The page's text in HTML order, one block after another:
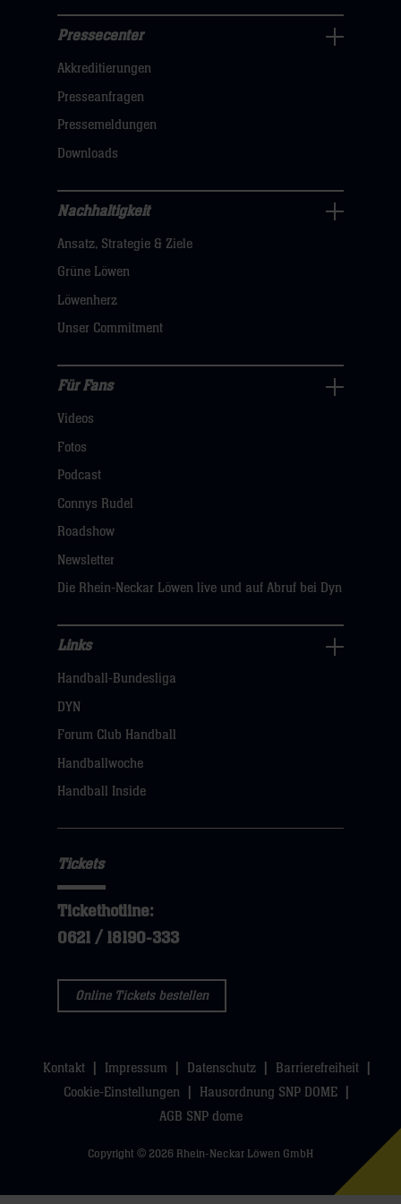
Navigation
öffnen,
dann
hier
Pressecenter
Akkreditierungen
Presseanfragen
Pressemeldungen
Downloads
Nachhaltigkeit
Navigation
öffnen,
dann
klicken
hier
Nachhaltigkeit
Ansatz, Strategie & Ziele
Grüne Löwen
Löwenherz
Unser Commitment
Fans
Navigation
öffnen,
hier
Für Fans
Videos
Fotos
Podcast
Connys Rudel
Roadshow
Newsletter
Die Rhein-Neckar Löwen live und auf Abruf bei Dyn
Navigation
öffnen,
dann
Links
Handball-Bundesliga
DYN
Forum Club Handball
Handballwoche
Handball Inside
Tickets
Tickethotline:
0621 / 18190-333
Online Tickets bestellen
Kontakt Impressum Datenschutz
Barrierefreiheit
Cookie-Einstellungen
Hausordnung SNP DOME
AGB SNP dome
Copyright © 2026 Rhein-Neckar Löwen GmbH